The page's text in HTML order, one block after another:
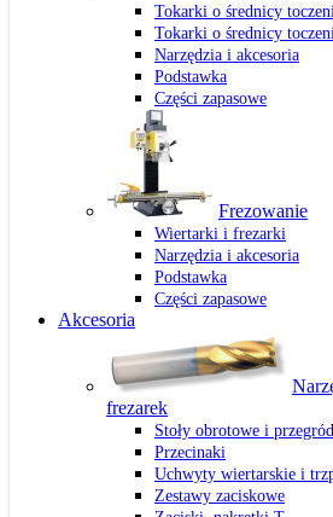
Tokarki o średnicy
Tokarki o średnicy
Narzędzia i akcesoria
Podstawka
Części zapasowe
Frezowanie
Wiertarki i frezarki
Narzędzia i akcesoria
Podstawka
Części zapasowe
Akcesoria
frezarek
Stoły obrotowe i
Przecinaki
Uchwyty wiertarskie i
Zestawy zaciskowe